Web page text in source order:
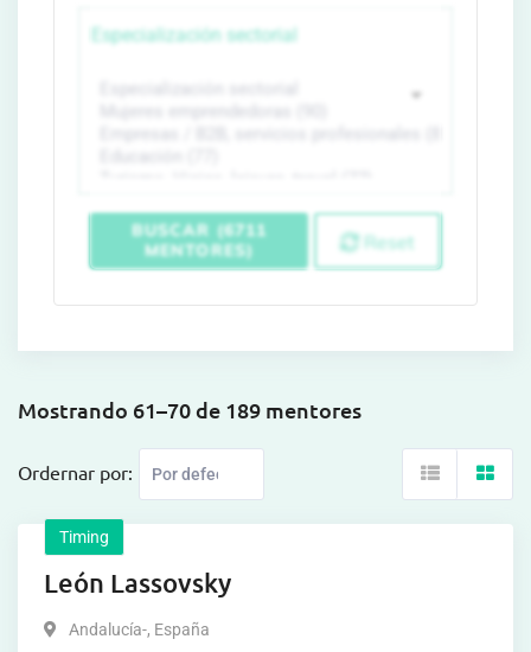
Especialización sectorial
BUSCAR (6711
MENTORES)
Reset
Mostrando 61–70 de 189 mentores
Ordernar por:
Timing
León Lassovsky
Andalucía-, España